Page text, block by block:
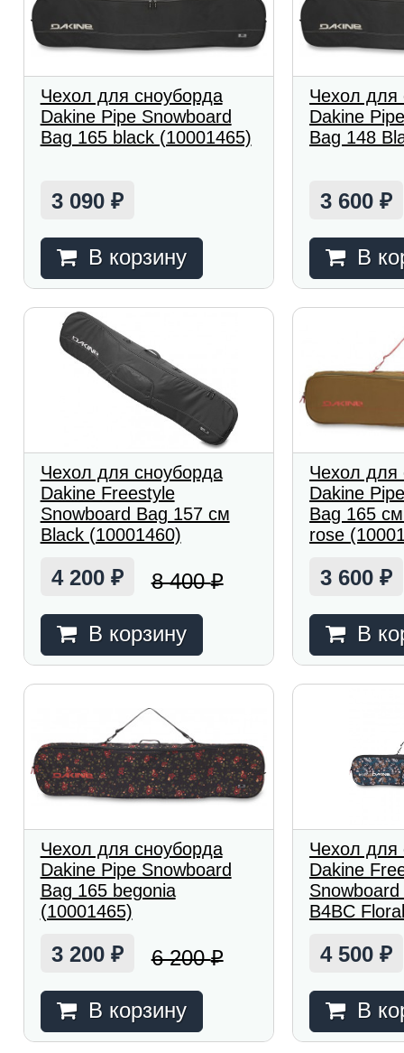
Чехол для сноуборда
Dakine Pipe Snowboard
Bag 165 black (10001465)
3 090 ₽
В корзину
Чехол для
Dakine
Bag 148
3 600₽
В
Чехол для сноуборда
Dakine Freestyle
Snowboard Bag 157 см
Black (10001460)
4 200 ₽ 8 400₽
В корзину
Чехол для
Dakine
Bag 165
rose
3 600₽
В
Чехол для сноуборда
Dakine Pipe Snowboard
Bag 165 begonia
(10001465)
3 200 ₽ 6 200₽
В корзину
Чехол для
Dakine
B4BC
4 500₽
В